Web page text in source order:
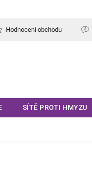
Hodnocení obchodu
SÍTĚ PROTI HMYZU